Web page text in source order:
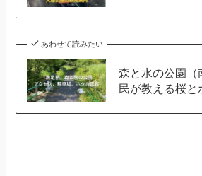
あわせて読みたい
森と水の公園（
民が教える桜と